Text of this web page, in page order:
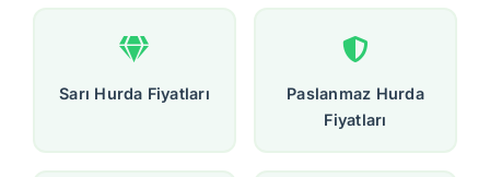
Sarı Hurda Fiyatları
Paslanmaz Hurda
Fiyatları